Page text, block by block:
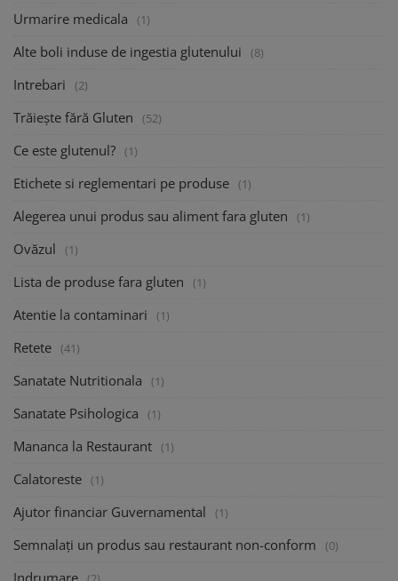
Urmarire medicala (1)
Alte boli induse de ingestia glutenului (8)
Intrebari (2)
Trăiește fără Gluten (52)
Ce este glutenul? (1)
Etichete si reglementari pe produse (1)
Alegerea unui produs sau aliment fara gluten (1)
Ovăzul (1)
Lista de produse fara gluten (1)
Atentie la contaminari (1)
Retete (41)
Sanatate Nutritionala (1)
Sanatate Psihologica (1)
Mananca la Restaurant (1)
Calatoreste (1)
Ajutor financiar Guvernamental (1)
Semnalați un produs sau restaurant non-conform (0)
Indrumare